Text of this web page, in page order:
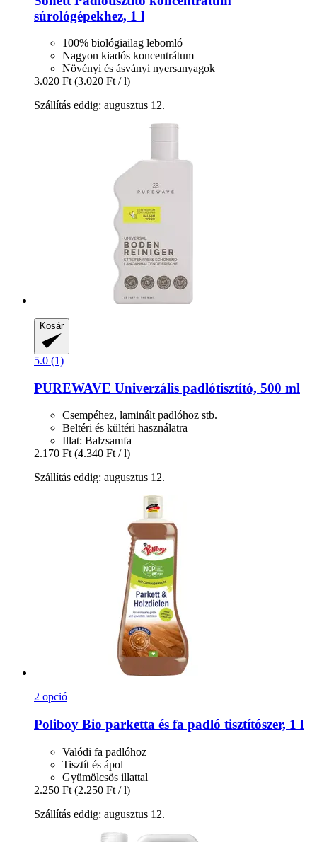
súrológépekhez, 1 l
100% biológiailag lebomló
Nagyon kiadós koncentrátum
Növényi és ásványi nyersanyagok
3.020 Ft (3.020 Ft / l)
Szállítás eddig: augusztus 12.
Kosár
5.0 (1)
PUREWAVE Univerzális padlótisztító, 500 ml
Csempéhez, laminált padlóhoz stb.
Beltéri és kültéri használatra
Illat: Balzsamfa
2.170 Ft (4.340 Ft / l)
Szállítás eddig: augusztus 12.
2 opció
Poliboy Bio parketta és fa padló tisztítószer, 1 l
Valódi fa padlóhoz
Tisztít és ápol
Gyümölcsös illattal
2.250 Ft (2.250 Ft / l)
Szállítás eddig: augusztus 12.